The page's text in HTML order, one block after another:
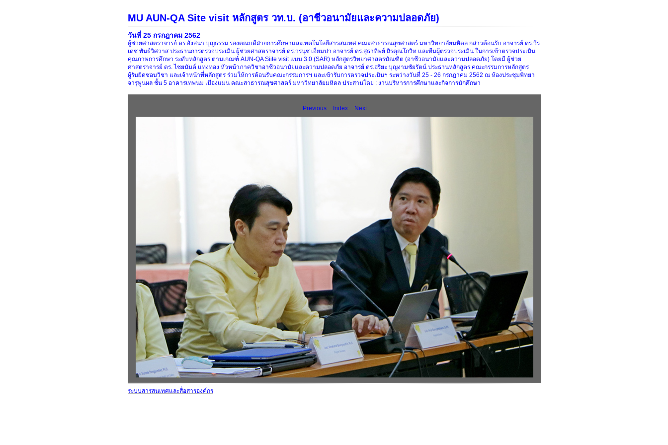
MU AUN-QA Site visit หลักสูตร วท.บ. (อาชีวอนามัยและความปลอดภัย)
วันที่ 25 กรกฎาคม 2562
ผู้ช่วยศาสตราจารย์ ดร.อังสนา บุญธรรม รองคณบดีฝ่ายการศึกษาและเทคโนโลยีสารสนเทศ คณะสาธารณสุขศาสตร์ มหาวิทยาลัยมหิดล กล่าวต้อนรับ อาจารย์ ดร.วีร
เดช พันธ์วิศวาส ประธานการตรวจประเมิน ผู้ช่วยศาสตราจารย์ ดร.วรนุช เอี่ยมปา อาจารย์ ดร.สุธาทิพย์ ถิรคุณโกวิท และทีมผู้ตรวจประเมิน ในการเข้าตรวจประเมิน
คุณภาพการศึกษา ระดับหลักสูตร ตามเกณฑ์ AUN-QA Siite visit แบบ 3.0 (SAR) หลักสูตรวิทยาศาสตรบัณฑิต (อาชีวอนามัยและความปลอดภัย) โดยมี ผู้ช่วย
ศาสตราจารย์ ดร. ไชยนันต์ แท่งทอง หัวหน้าภาควิชาอาชีวอนามัยและความปลอดภัย อาจารย์ ดร.อริยะ บุญงามชัยรัตน์ ประธานหลักสูตร คณะกรรมการหลักสูตร
ผู้รับผิดชอบวิชา และเจ้าหน้าที่หลักสูตร ร่วมให้การต้อนรับคณะกรรมการฯ และเข้ารับการตรวจประเมินฯ ระหว่างวันที่ 25 - 26 กรกฎาคม 2562 ณ ห้องประชุมพิทยา
จารุพูนผล ชั้น 5 อาคารเทพนม เมืองแมน คณะสาธารณสุขศาสตร์ มหาวิทยาลัยมหิดล ประสานโดย : งานบริหารการศึกษาและกิจการนักศึกษา
Previous Index Next
ระบบสารสนเทศและสื่อสารองค์กร